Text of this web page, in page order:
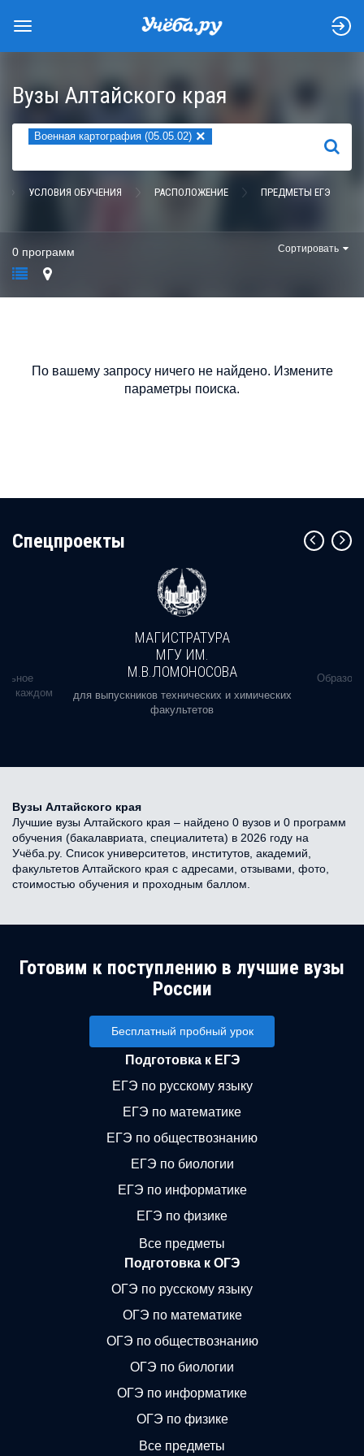
Вузы Алтайского края
Военная картография (05.05.02) ×
НАЙТИ
УСЛОВИЯ ОБУЧЕНИЯ РАСПОЛОЖЕНИЕ ПРЕДМЕТЫ ЕГЭ
0 программ Сортировать
По вашему запросу ничего не найдено. Измените
параметры поиска.
Cпецпроекты
в каждом
МАГИСТРАТУРА
МГУ ИМ.
М.В.ЛОМОНОСОВА
для выпускников технических и химических
факультетов
Вузы Алтайского края
Лучшие вузы Алтайского края – найдено 0 вузов и 0 программ
обучения (бакалавриата, специалитета) в 2026 году на
Учёба.ру. Список университетов, институтов, академий,
факультетов Алтайского края с адресами, отзывами, фото,
стоимостью обучения и проходным баллом.
Готовим к поступлению в лучшие вузы
России
Бесплатный пробный урок
Подготовка к ЕГЭ
ЕГЭ по русскому языку
ЕГЭ по математике
ЕГЭ по обществознанию
ЕГЭ по биологии
ЕГЭ по информатике
ЕГЭ по физике
Все предметы
Подготовка к ОГЭ
ОГЭ по русскому языку
ОГЭ по математике
ОГЭ по обществознанию
ОГЭ по биологии
ОГЭ по информатике
ОГЭ по физике
Все предметы